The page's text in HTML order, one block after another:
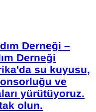
Derneği –
Derneği
su kuyusu,
ve
yürütüyoruz.
olun.